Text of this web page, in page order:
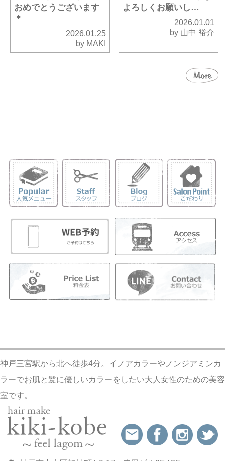
おめでとうございます
＊
2026.01.25
by MAKI
よろしくお願いし…
2026.01.01
by 山中 裕介
神戸三宮駅から北へ徒歩4分。イノアカラーやノンジアミンカ
ラーでお肌と髪に優しいカラーをしたい大人女性のための美容
室です。